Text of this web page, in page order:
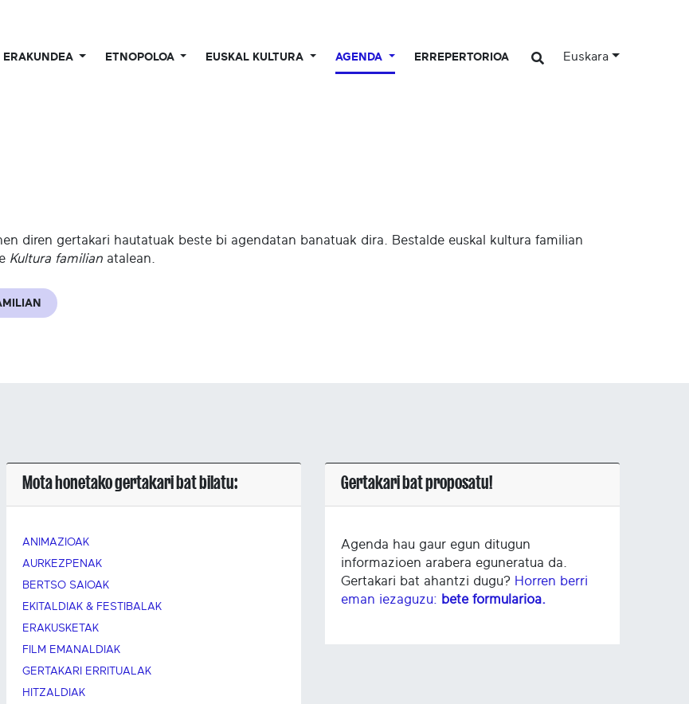
ERAKUNDEA ETNOPOLOA EUSKAL KULTURA AGENDA ERREPERTORIOA Euskara
diren gertakari hautatuak beste bi agendatan banatuak dira. Bestalde euskal kultura familian
Kultura familian atalean.
Mota honetako gertakari bat bilatu:
ANIMAZIOAK
AURKEZPENAK
BERTSO SAIOAK
EKITALDIAK & FESTIBALAK
ERAKUSKETAK
FILM EMANALDIAK
GERTAKARI ERRITUALAK
HITZALDIAK
Gertakari bat proposatu!
Agenda hau gaur egun ditugun
informazioen arabera eguneratua da.
Gertakari bat ahantzi dugu? Horren berri
eman iezaguzu: bete formularioa.